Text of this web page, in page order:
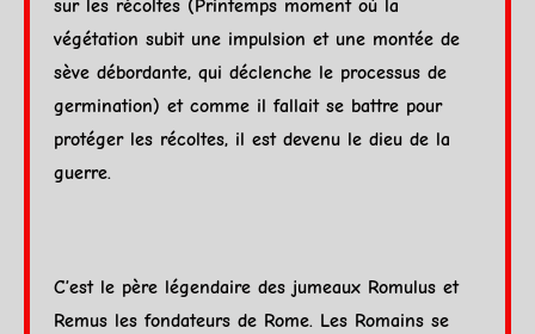
sur les récoltes (Printemps moment où la
végétation subit une impulsion et une montée de
sève débordante, qui déclenche le processus de
germination) et comme il fallait se battre pour
protéger les récoltes, il est devenu le dieu de la
guerre.
C’est le père légendaire des jumeaux Romulus et
Remus les fondateurs de Rome. Les Romains se